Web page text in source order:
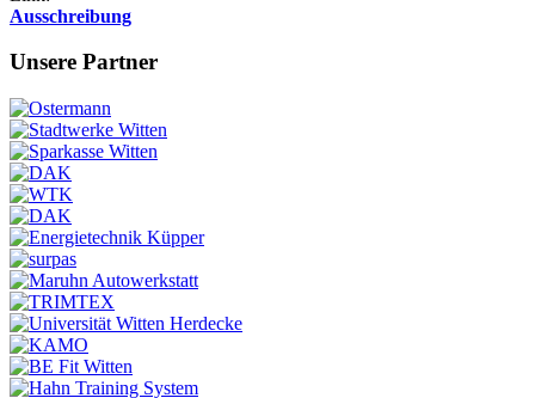
Ausschreibung
Unsere Partner